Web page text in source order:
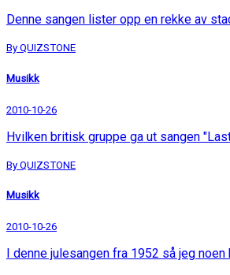
Denne sangen lister opp en rekke av
By QUIZSTONE
Musikk
2010-10-26
Hvilken britisk gruppe ga ut sangen
By QUIZSTONE
Musikk
2010-10-26
I denne julesangen fra 1952 så jeg